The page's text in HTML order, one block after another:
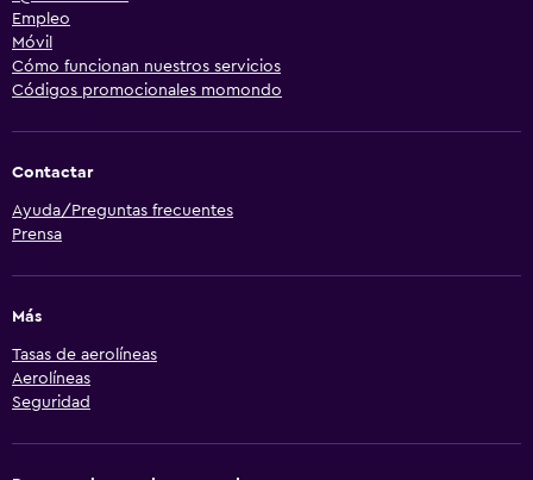
Empleo
Móvil
Cómo funcionan nuestros servicios
Códigos promocionales momondo
Contactar
Ayuda/Preguntas frecuentes
Prensa
Más
Tasas de aerolíneas
Aerolíneas
Seguridad